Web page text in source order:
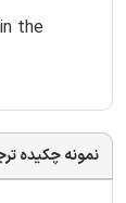
the
نمونه چکیده